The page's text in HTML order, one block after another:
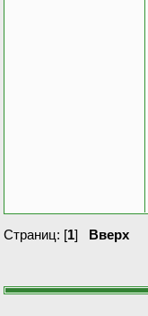
Страниц: [1] Вверх